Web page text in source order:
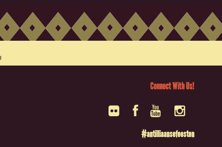
Connect With Us!
#antilliaansefeesten